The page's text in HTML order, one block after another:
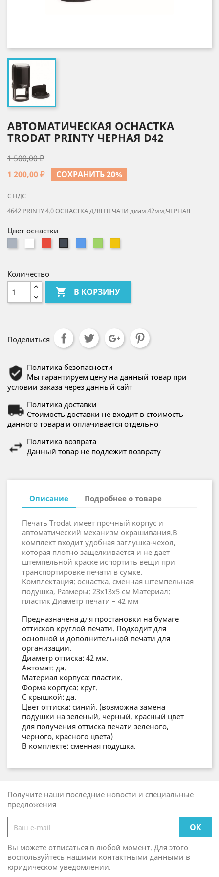
АВТОМАТИЧЕСКАЯ ОСНАСТКА
TRODAT PRINTY ЧЕРНАЯ D42
1 500,00 ₽
1 200,00 ₽
СОХРАНИТЬ 20%
С НДС
4642 PRINTY 4.0 ОСНАСТКА ДЛЯ ПЕЧАТИ диам.42мм,ЧЕРНАЯ
Цвет оснастки
Количество
 В КОРЗИНУ
Поделиться
Политика безопасности
Мы гарантируем цену на данный товар при
условии заказа через данный сайт
Политика доставки
Стоимость доставки не входит в стоимость
данного товара и оплачивается отдельно
Политика возврата
Данный товар не подлежит возврату
Описание Подробнее о товаре
Печать Trodat имеет прочный корпус и
автоматический механизм окрашивания.В
комплект входит удобная заглушка-чехол,
которая плотно защелкивается и не дает
штемпельной краске испортить вещи при
транспортировке печати в сумке.
Комплектация: оснастка, сменная штемпельная
подушка, Размеры: 23x13x5 см Материал:
пластик Диаметр печати – 42 мм
Предназначена для простановки на бумаге
оттисков круглой печати. Подходит для
основной и дополнительной печати для
организации.
Диаметр оттиска: 42 мм.
Автомат: да.
Материал корпуса: пластик.
Форма корпуса: круг.
С крышкой: да.
Цвет оттиска: синий. (возможна замена
подушки на зеленый, черный, красный цвет
для получения оттиска печати зеленого,
черного, красного цвета)
В комплекте: сменная подушка.
Получите наши последние новости и специальные
предложения
Вы можете отписаться в любой момент. Для этого
воспользуйтесь нашими контактными данными в
юридическом уведомлении.